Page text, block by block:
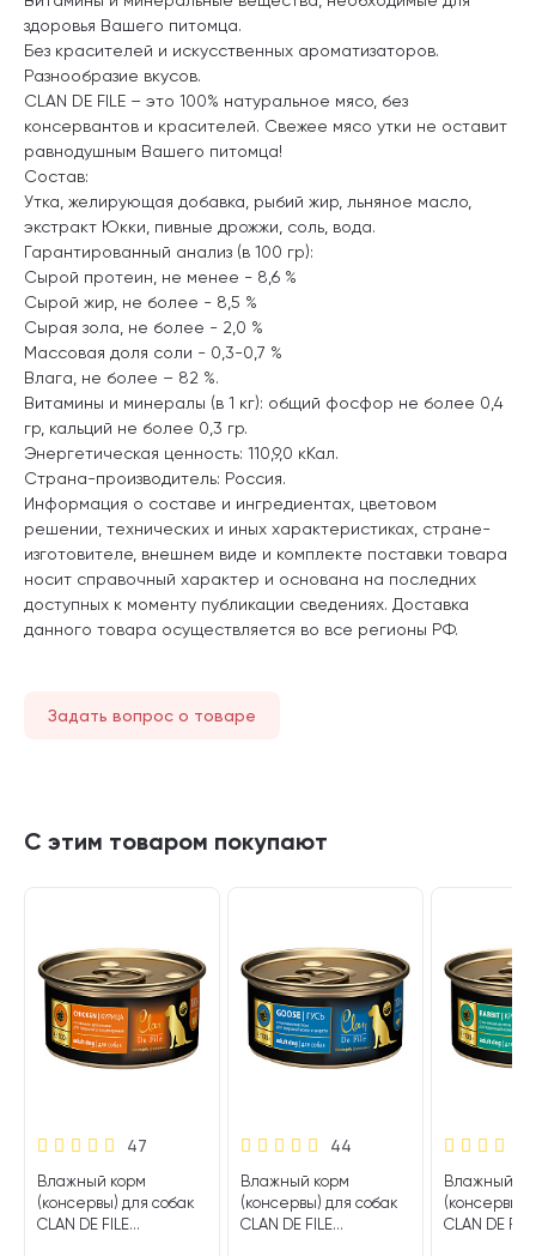
здоровья Вашего питомца.
Без красителей и искусственных ароматизаторов.
Разнообразие вкусов.
CLAN DE FILE – это 100% натуральное мясо, без
консервантов и красителей. Свежее мясо утки не оставит
равнодушным Вашего питомца!
Состав:
Утка, желирующая добавка, рыбий жир, льняное масло,
экстракт Юкки, пивные дрожжи, соль, вода.
Гарантированный анализ (в 100 гр):
Сырой протеин, не менее - 8,6 %
Сырой жир, не более - 8,5 %
Сырая зола, не более - 2,0 %
Массовая доля соли - 0,3-0,7 %
Влага, не более – 82 %.
Витамины и минералы (в 1 кг): общий фосфор не более 0,4
гр, кальций не более 0,3 гр.
Энергетическая ценность: 110,9,0 кКал.
Страна-производитель: Россия.
Информация о составе и ингредиентах, цветовом
решении, технических и иных характеристиках, стране-
изготовителе, внешнем виде и комплекте поставки товара
носит справочный характер и основана на последних
доступных к моменту публикации сведениях. Доставка
данного товара осуществляется во все регионы РФ.
Задать вопрос о товаре
С этим товаром покупают
47
Влажный корм
(консервы) для собак
CLAN DE FILE
44
Влажный корм
(консервы) для собак
CLAN DE FILE
Влажный
(консервы)
CLAN DE FILE